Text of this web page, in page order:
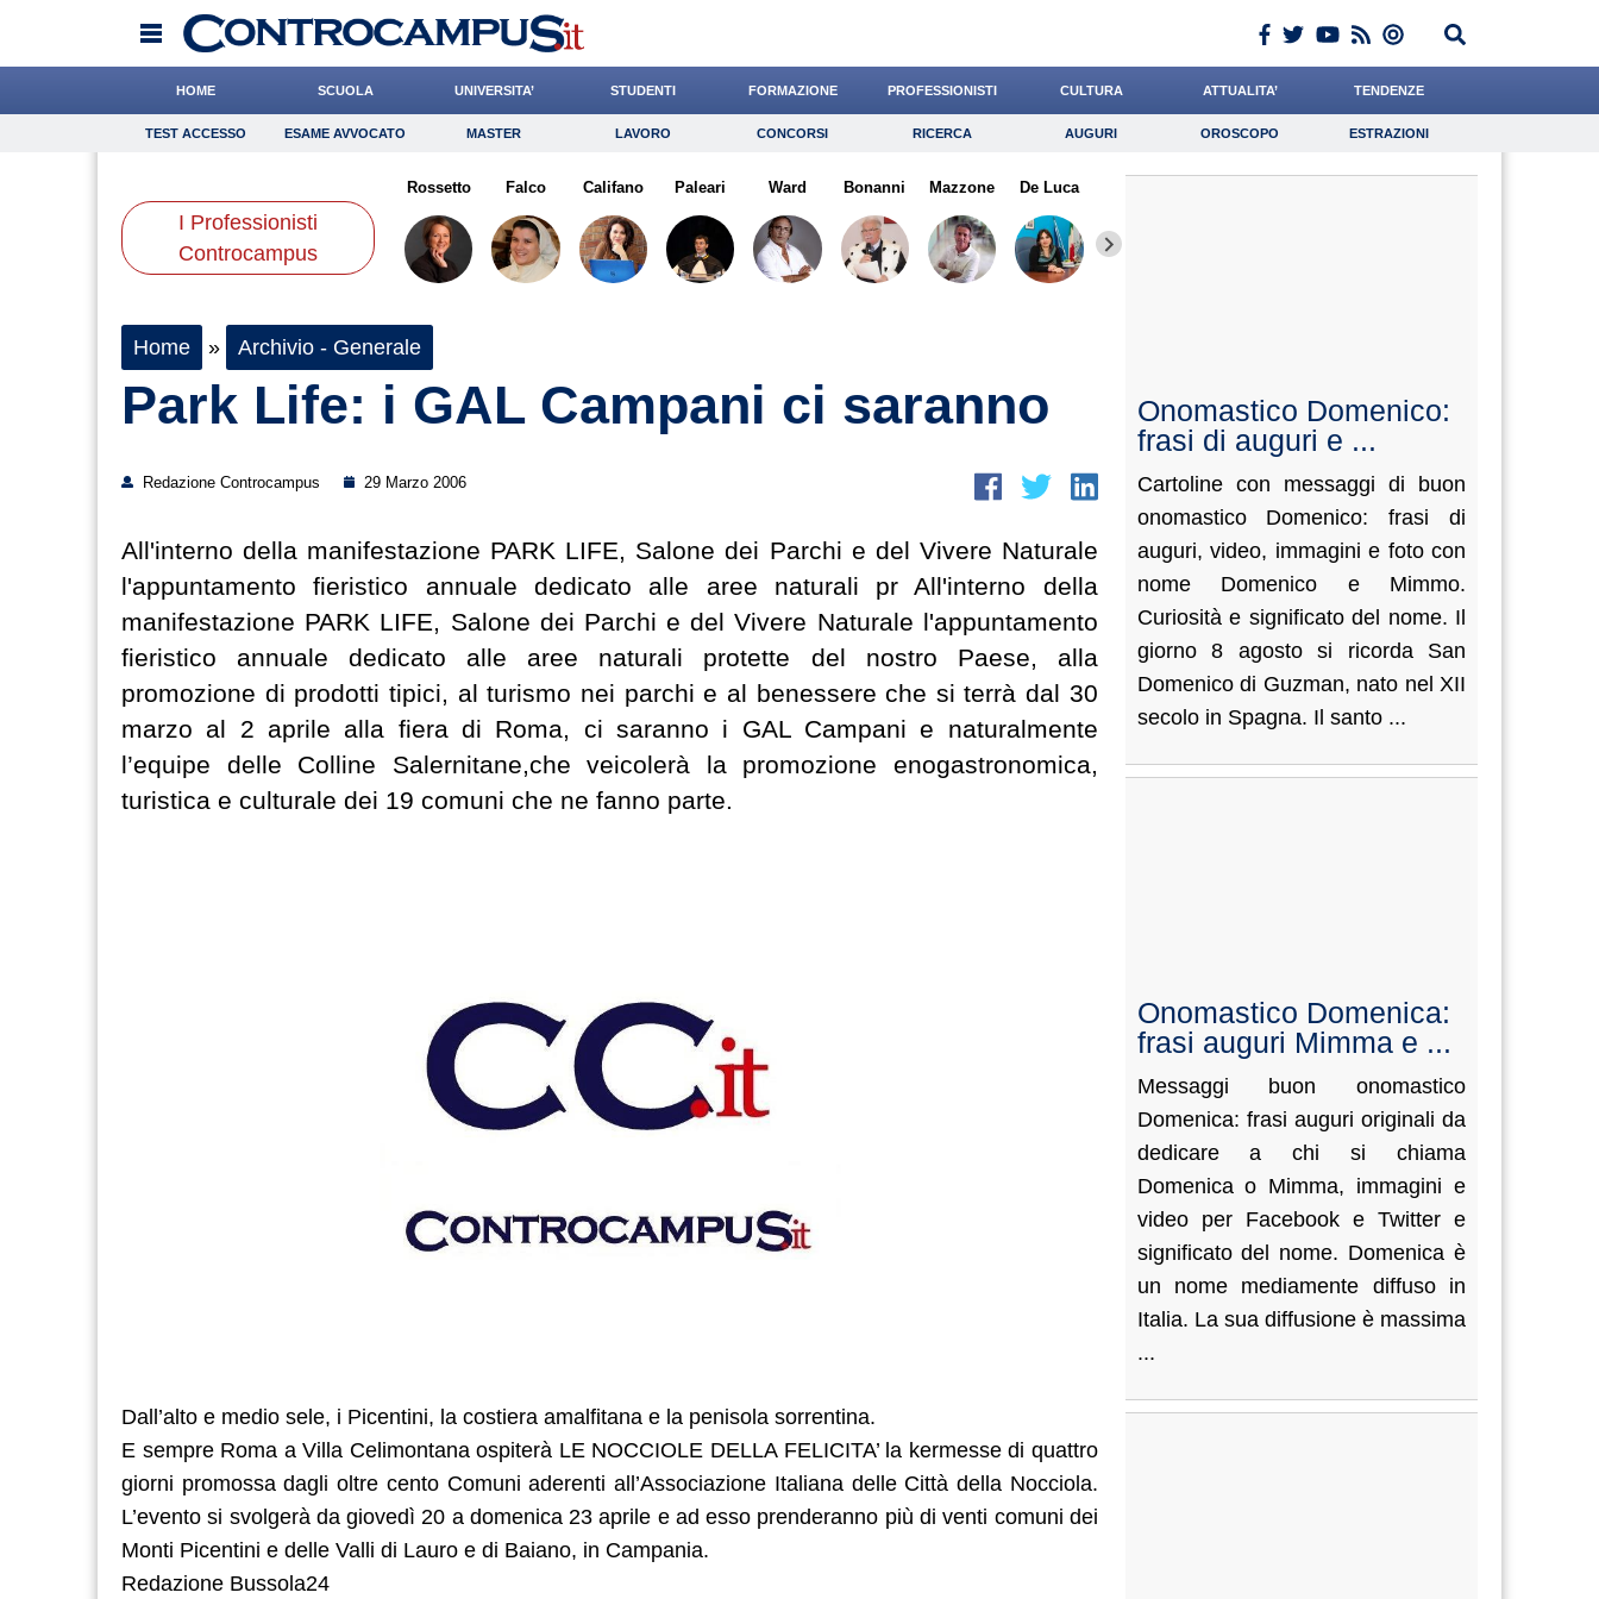
HOME SCUOLA UNIVERSITA’ STUDENTI FORMAZIONE PROFESSIONISTI CULTURA ATTUALITA’ TENDENZE
TEST ACCESSO Esame Avvocato Master Lavoro Concorsi Ricerca Auguri Oroscopo Estrazioni
Consigli Risparmio Diritto Economia Giornalista
Scienze
TEST ACCESSO ESAME AVVOCATO MASTER LAVORO CONCORSI RICERCA AUGURI OROSCOPO ESTRAZIONI
I Professionisti
Controcampus
Rossetto Falco Califano Paleari Ward Bonanni Mazzone De Luca
Home » Archivio - Generale
Park Life: i GAL Campani ci saranno
Redazione Controcampus 29 Marzo 2006
All'interno della manifestazione PARK LIFE, Salone dei Parchi e del Vivere Naturale
l'appuntamento fieristico annuale dedicato alle aree naturali pr All'interno della
manifestazione PARK LIFE, Salone dei Parchi e del Vivere Naturale l'appuntamento
fieristico annuale dedicato alle aree naturali protette del nostro Paese, alla
promozione di prodotti tipici, al turismo nei parchi e al benessere che si terrà dal 30
marzo al 2 aprile alla fiera di Roma, ci saranno i GAL Campani e naturalmente
l’equipe delle Colline Salernitane,che veicolerà la promozione enogastronomica,
turistica e culturale dei 19 comuni che ne fanno parte.
Dall’alto e medio sele, i Picentini, la costiera amalfitana e la penisola sorrentina.
E sempre Roma a Villa Celimontana ospiterà LE NOCCIOLE DELLA FELICITA’ la kermesse di quattro
giorni promossa dagli oltre cento Comuni aderenti all’Associazione Italiana delle Città della Nocciola.
L’evento si svolgerà da giovedì 20 a domenica 23 aprile e ad esso prenderanno più di venti comuni dei
Monti Picentini e delle Valli di Lauro e di Baiano, in Campania.
Redazione Bussola24
Onomastico Domenico:
frasi di auguri e ...
Cartoline con messaggi di buon
onomastico Domenico: frasi di
auguri, video, immagini e foto con
nome Domenico e Mimmo.
Curiosità e significato del nome. Il
giorno 8 agosto si ricorda San
Domenico di Guzman, nato nel XII
secolo in Spagna. Il santo ...
Onomastico Domenica:
frasi auguri Mimma e ...
Messaggi buon onomastico
Domenica: frasi auguri originali da
dedicare a chi si chiama
Domenica o Mimma, immagini e
video per Facebook e Twitter e
significato del nome. Domenica è
un nome mediamente diffuso in
Italia. La sua diffusione è massima
...